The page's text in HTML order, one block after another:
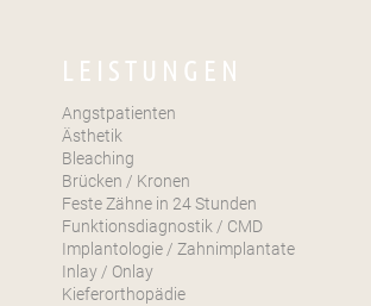
LEISTUNGEN
Angstpatienten
Ästhetik
Bleaching
Brücken / Kronen
Feste Zähne in 24 Stunden
Funktionsdiagnostik / CMD
Implantologie / Zahnimplantate
Inlay / Onlay
Kieferorthopädie